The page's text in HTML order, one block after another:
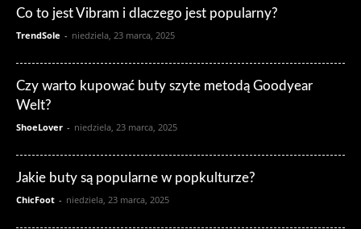
Co to jest Vibram i dlaczego jest popularny?
TrendSole - niedziela, 23 marca, 2025
Czy warto kupować buty szyte metodą Goodyear
Welt?
ShoeLover - niedziela, 23 marca, 2025
Jakie buty są popularne w popkulturze?
ChicFoot - niedziela, 23 marca, 2025